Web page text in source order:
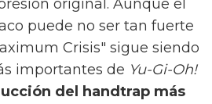
original. Aunque el
puede no ser tan fuerte
Crisis" sigue siendo
importantes de Yu-Gi-Oh!
del handtrap más